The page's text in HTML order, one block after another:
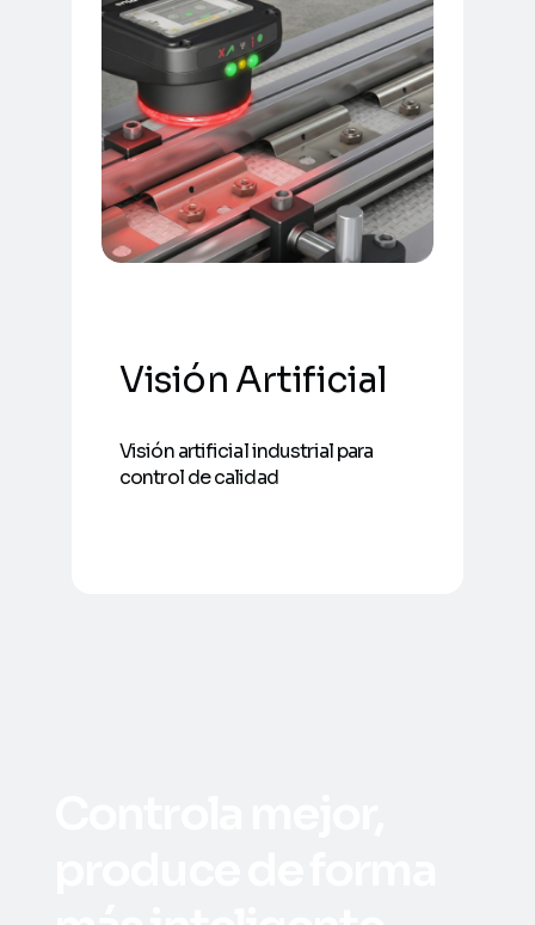
Visión Artificial
Visión artificial industrial para
control de calidad